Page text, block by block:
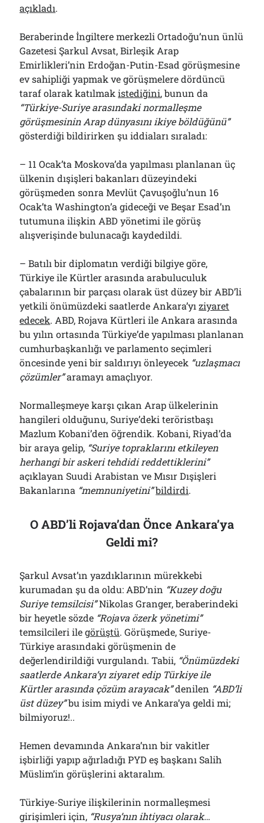
açıkladı.
Beraberinde İngiltere merkezli Ortadoğu’nun ünlü
Gazetesi Şarkul Avsat, Birleşik Arap
Emirlikleri’nin Erdoğan-Putin-Esad görüşmesine
ev sahipliği yapmak ve görüşmelere dördüncü
taraf olarak katılmakistediğini, bunun da
“Türkiye-Suriye arasındaki normalleşme
görüşmesinin Arap dünyasını ikiye böldüğünü”
gösterdiği bildirirken şu iddiaları sıraladı:
– 11 Ocak’ta Moskova’da yapılması planlanan üç
ülkenin dışişleri bakanları düzeyindeki
görüşmeden sonra Mevlüt Çavuşoğlu’nun 16
Ocak’ta Washington’a gideceği ve Beşar Esad’ın
tutumuna ilişkin ABD yönetimi ile görüş
alışverişinde bulunacağı kaydedildi.
– Batılı bir diplomatın verdiği bilgiye göre,
Türkiye ile Kürtler arasında arabuluculuk
çabalarının bir parçası olarak üst düzey bir ABD’li
yetkili önümüzdeki saatlerde Ankara’yıziyaret
edecek. ABD, Rojava Kürtleri ile Ankara arasında
bu yılın ortasında Türkiye’de yapılması planlanan
cumhurbaşkanlığı ve parlamento seçimleri
öncesinde yeni bir saldırıyı önleyecek “uzlaşmacı
çözümler”aramayı amaçlıyor.
Normalleşmeye karşı çıkan Arap ülkelerinin
hangileri olduğunu, Suriye’deki teröristbaşı
Mazlum Kobani’den öğrendik. Kobani, Riyad’da
bir araya gelip, “Suriye topraklarını etkileyen
herhangi bir askeri tehdidi reddettiklerini”
açıklayan Suudi Arabistan ve Mısır Dışişleri
Bakanlarına “memnuniyetini”bildirdi.
O ABD’li Rojava’dan Önce Ankara’ya
Geldi mi?
Şarkul Avsat’ın yazdıklarının mürekkebi
kurumadan şu da oldu: ABD’nin “Kuzey doğu
Suriye temsilcisi”Nikolas Granger, beraberindeki
bir heyetle sözde “Rojava özerk yönetimi”
temsilcileri ilegörüştü. Görüşmede, Suriye-
Türkiye arasındaki görüşmenin de
değerlendirildiği vurgulandı. Tabii, “Önümüzdeki
saatlerde Ankara’yı ziyaret edip Türkiye ile
Kürtler arasında çözüm arayacak”denilen “ABD’li
üst düzey”bu isim miydi ve Ankara’ya geldi mi;
bilmiyoruz!..
Hemen devamında Ankara’nın bir vakitler
işbirliği yapıp ağırladığı PYD eş başkanı Salih
Müslim’in görüşlerini aktaralım.
Türkiye-Suriye ilişkilerinin normalleşmesi
girişimleri için, “Rusya’nın ihtiyacı olarak…